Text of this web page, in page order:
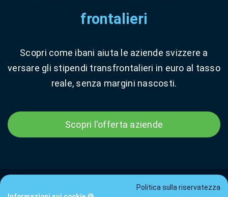
frontalieri
Scopri come ibani aiuta le aziende svizzere a
versare gli stipendi transfrontalieri in euro al tasso
reale, senza margini nascosti.
Scopri l'offerta aziende
Politica sulla riservatezza